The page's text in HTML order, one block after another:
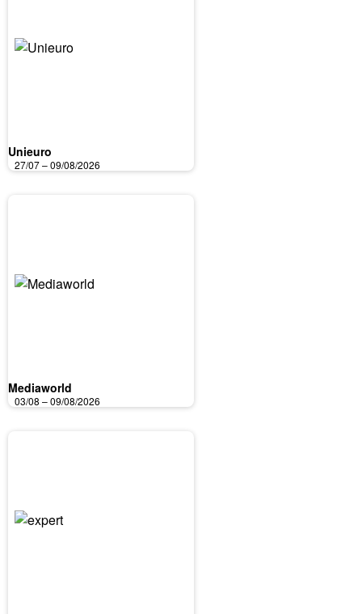
Unieuro
27/07 – 09/08/2026
Mediaworld
03/08 – 09/08/2026